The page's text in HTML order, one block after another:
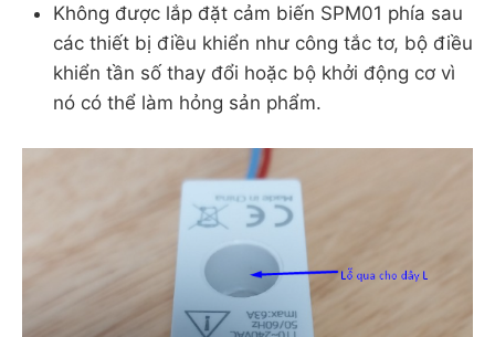
Không được lắp đặt cảm biến SPM01 phía sau
các thiết bị điều khiển như công tắc tơ, bộ điều
khiển tần số thay đổi hoặc bộ khởi động cơ vì
nó có thể làm hỏng sản phẩm.